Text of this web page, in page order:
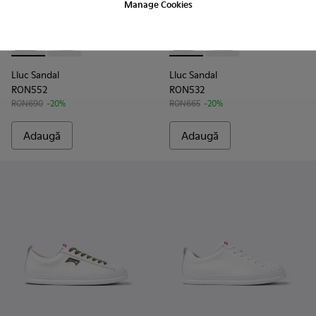
Manage Cookies
Lluc Sandal - K101092-001 - Sandale din piele negre pentru
Lluc Sandal - K101092-002 - Sandale din piele pentru
Lluc Sandal
RON552
RON690 -20%
Adaugă
Lluc Sandal - K101093-004
Lluc Sandal -
Lluc Sandal
RON532
RON665 -20%
Adaugă